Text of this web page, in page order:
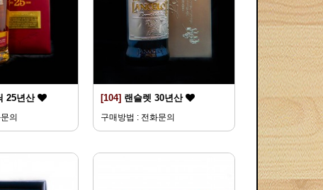
25년산
의
[104] 랜슬렛 30년산
구매방법 : 전화문의